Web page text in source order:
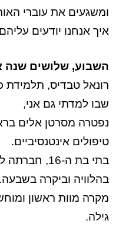
ומשגעים את עוברי
איך אנחנו יודעים
השבוע, שלושים שנה
רונאל טבדיס, תלמידת
שבו למדתי גם אני,
נפטרה מסרטן אלים
טיפולים אינטנסיביים.
בתי בת ה-
בהלוויה וביקרה בשבעה.
מקרה מוות ראשון
גילה.